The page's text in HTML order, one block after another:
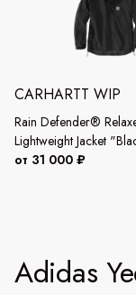
CARHARTT WIP
Rain Defender®
Lightweight Jacket
от 31 000 ₽
Adidas